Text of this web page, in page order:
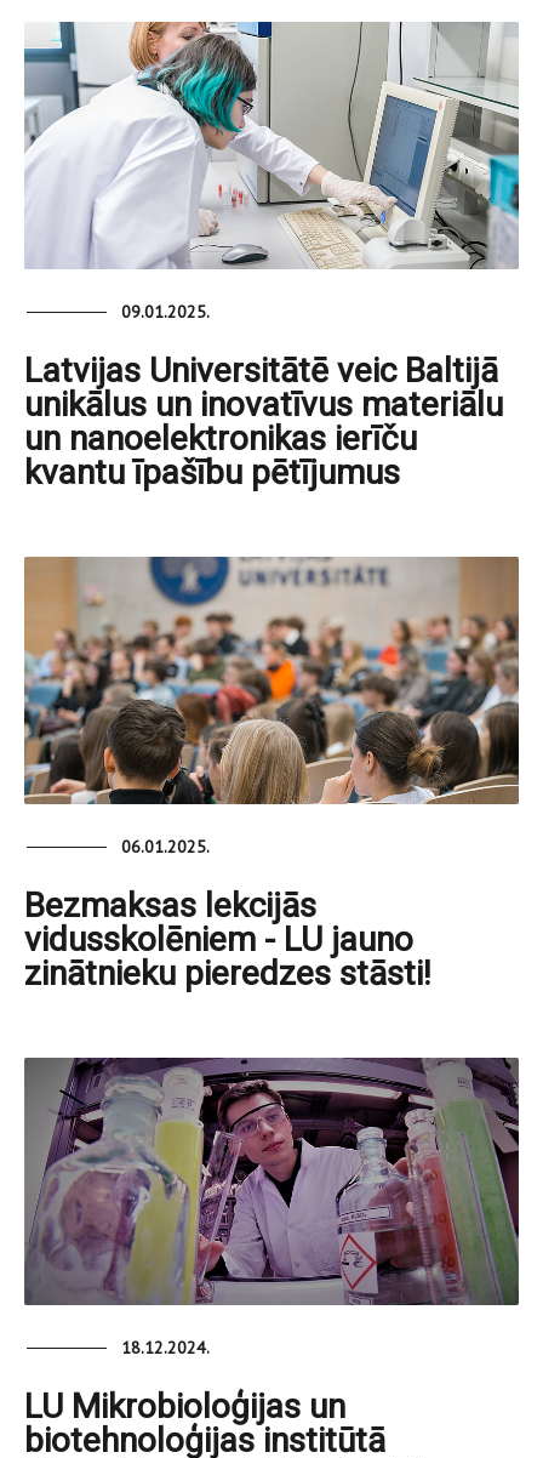
09.01.2025.
Latvijas Universitātē veic Baltijā
unikālus un inovatīvus materiālu
un nanoelektronikas ierīču
kvantu īpašību pētījumus
06.01.2025.
Bezmaksas lekcijās
vidusskolēniem - LU jauno
zinātnieku pieredzes stāsti!
18.12.2024.
LU Mikrobioloģijas un
biotehnoloģijas institūtā